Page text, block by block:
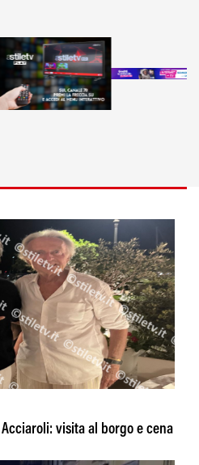
visita al borgo e cena